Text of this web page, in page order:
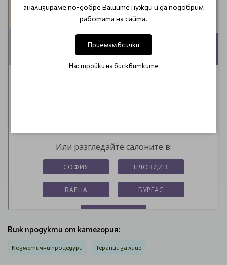
Виж продукти от категория:
Козметични процедури Терапии за лице
анализираме по-добре Вашите нужди и да подобрим
работата на сайта.
Приемам всички
Настройки на бисквитките